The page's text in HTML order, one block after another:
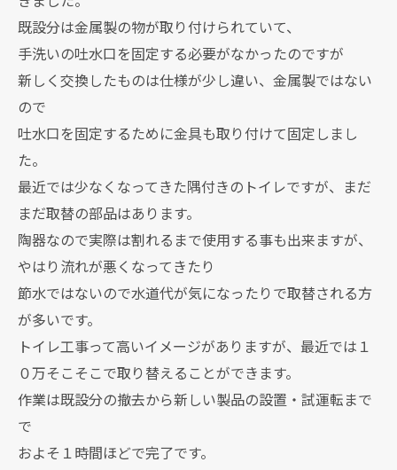
既設分は金属製の物が取り付けられていて、
手洗いの吐水口を固定する必要がなかったのですが
新しく交換したものは仕様が少し違い、金属製ではない
ので
吐水口を固定するために金具も取り付けて固定しまし
た。
最近では少なくなってきた隅付きのトイレですが、まだ
まだ取替の部品はあります。
陶器なので実際は割れるまで使用する事も出来ますが、
やはり流れが悪くなってきたり
節水ではないので水道代が気になったりで取替される方
が多いです。
トイレ工事って高いイメージがありますが、最近では１
０万そこそこで取り替えることができます。
作業は既設分の撤去から新しい製品の設置・試運転まで
で
およそ１時間ほどで完了です。